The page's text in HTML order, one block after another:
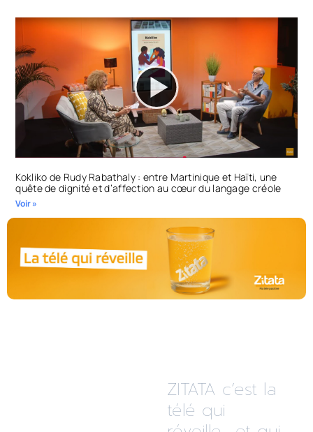
Kokliko de Rudy Rabathaly : entre Martinique et Haïti, une
quête de dignité et d’affection au cœur du langage créole
Voir »
ZITATA c’est la
télé qui